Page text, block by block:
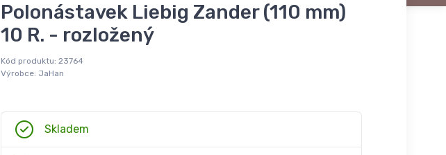
Polonástavek Liebig Zander (110 mm)
10 R. - rozložený
Kód produktu: 23764
Výrobce: JaHan
Skladem